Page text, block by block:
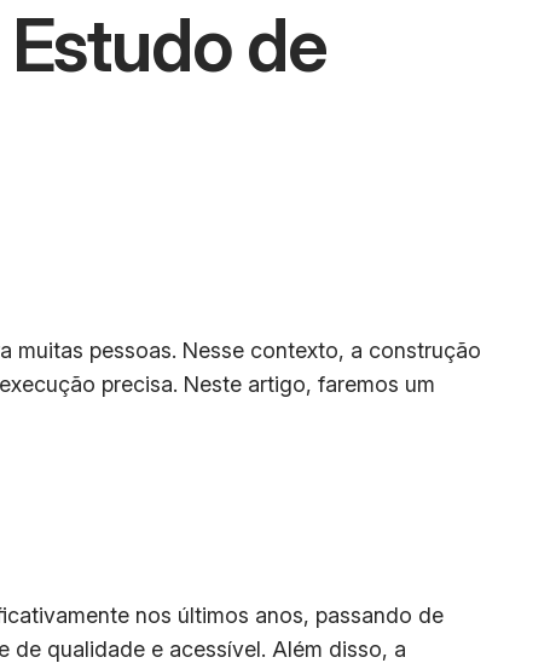
de
muitas pessoas. Nesse contexto, a construção
precisa. Neste artigo, faremos um
nos últimos anos, passando de
qualidade e acessível. Além disso, a